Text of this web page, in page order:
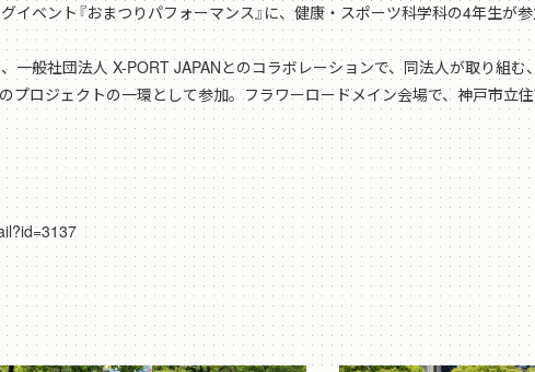
ベント『おまつりパフォーマンス』に、健康・スポーツ科学科の4年生が参
一般社団法人 X-PORT JAPANとのコラボレーションで、同法人が取り組む
プロジェクトの一環として参加。フラワーロードメイン会場で、神戸市立